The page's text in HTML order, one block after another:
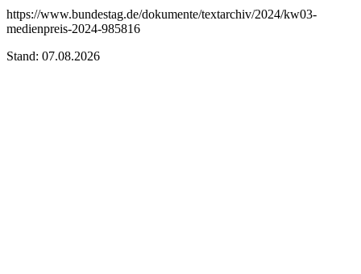
https://www.bundestag.de/dokumente/textarchiv/2024/kw03-
medienpreis-2024-985816
Stand: 07.08.2026